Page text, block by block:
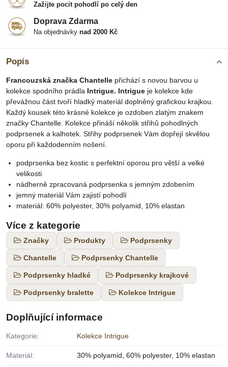
Popis
Francouzská značka Chantelle přichází s novou barvou u
kolekce spodního prádla Intrigue. Intrigue je kolekce kde
převážnou část tvoří hladký materiál doplněný grafickou krajkou.
Každý kousek této krásné kolekce je ozdoben zlatým znakem
značky Chantelle. Kolekce přináší několik střihů pohodlných
podprsenek a kalhotek. Střihy podprsenek Vám dopřejí skvělou
oporu při každodenním nošení.
podprsenka bez kostic s perfektní oporou pro větší a velké
velikosti
nádherně zpracovaná podprsenka s jemným zdobením
jemný materiál Vám zajistí pohodlí
materiál: 60% polyester, 30% polyamid, 10% elastan
Více z kategorie
Značky Produkty Podprsenky
Chantelle Podprsenky Chantelle
Podprsenky hladké Podprsenky krajkové
Podprsenky bralette Kolekce Intrigue
Doplňující informace
Kategorie: Kolekce Intrigue
Materiál: 30% polyamid, 60% polyester, 10% elastan
Zažijte pocit pohodlí po celý den
Doprava Zdarma
Na objednávky nad 2000 Kč